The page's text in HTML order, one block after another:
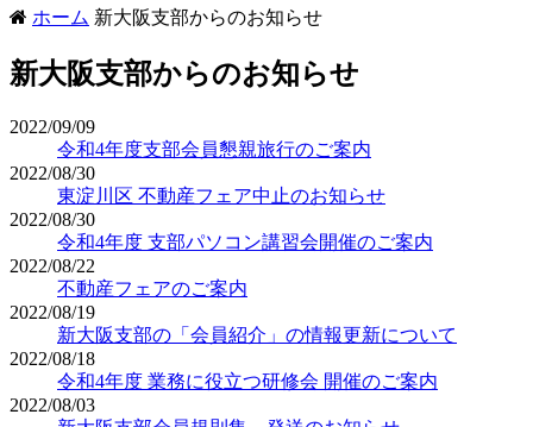
ホーム 新大阪支部からのお知らせ
新大阪支部からのお知らせ
2022/09/09
令和4年度支部会員懇親旅行のご案内
2022/08/30
東淀川区 不動産フェア中止のお知らせ
2022/08/30
令和4年度 支部パソコン講習会開催のご案内
2022/08/22
不動産フェアのご案内
2022/08/19
新大阪支部の「会員紹介」の情報更新について
2022/08/18
令和4年度 業務に役立つ研修会 開催のご案内
2022/08/03